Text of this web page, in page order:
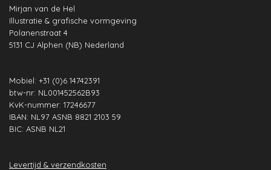
o
o
r
m
I
Mirjan van de Hel
Illustratie & grafische vormgeving
Polanenstraat 4
5131 CJ Alphen (NB) Nederland
Mobiel: +31 (0)6 14742391
btw-nr: NL001452562B93
KvK-nummer: 17246677
IBAN: NL97 ASNB 8821 2103 59
BIC: ASNB NL21
Levertijd & verzendkosten